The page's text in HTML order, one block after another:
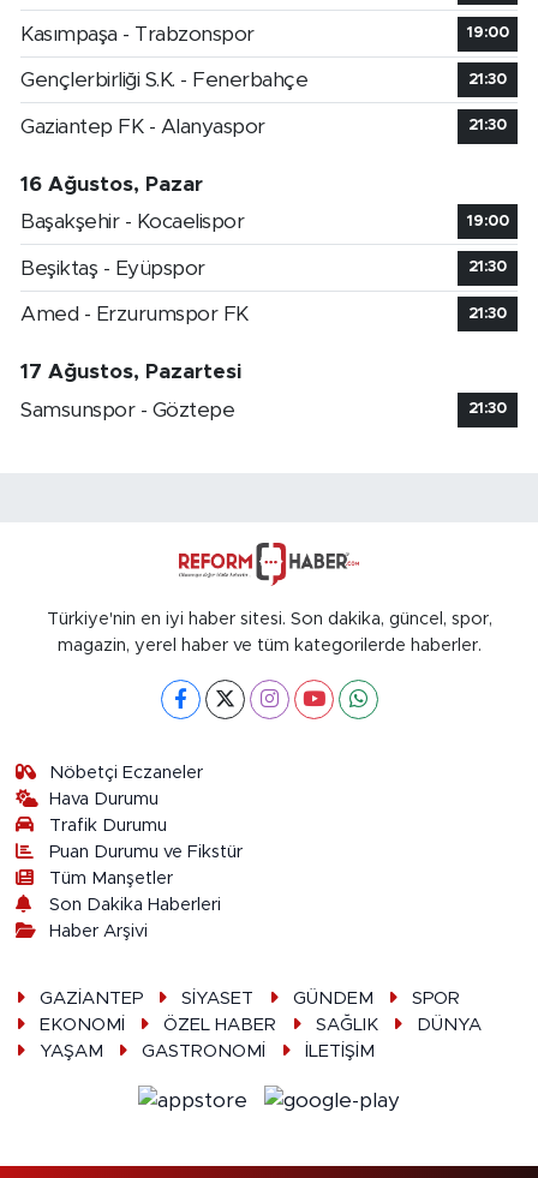
Kasımpaşa - Trabzonspor 19:00
Gençlerbirliği S.K. - Fenerbahçe 21:30
Gaziantep FK - Alanyaspor 21:30
16 Ağustos, Pazar
Başakşehir - Kocaelispor
19:00
Beşiktaş - Eyüpspor 21:30
Amed - Erzurumspor FK 21:30
17 Ağustos, Pazartesi
Samsunspor - Göztepe
21:30
Türkiye'nin en iyi haber sitesi. Son dakika, güncel, spor,
magazin, yerel haber ve tüm kategorilerde haberler.
Nöbetçi Eczaneler
Hava Durumu
Trafik Durumu
Puan Durumu ve Fikstür
Tüm Manşetler
Son Dakika Haberleri
Haber Arşivi
GAZİANTEP SİYASET GÜNDEM
SPOR
EKONOMİ
ÖZEL HABER SAĞLIK
DÜNYA
YAŞAM
GASTRONOMİ İLETİŞİM